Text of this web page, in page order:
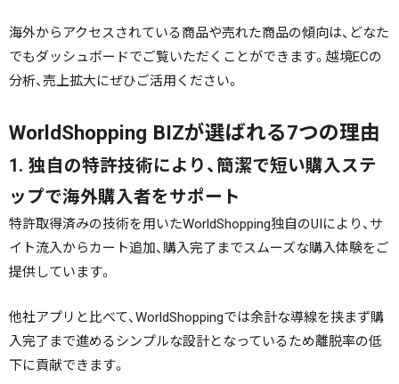
海外からアクセスされている商品や売れた商品の傾向は、どなた
でもダッシュボードでご覧いただくことができます。越境ECの
分析、売上拡大にぜひご活用ください。
WorldShopping BIZが選ばれる7つの理由
1. 独自の特許技術により、簡潔で短い購入ステ
ップで海外購入者をサポート
特許取得済みの技術を用いたWorldShopping独自のUIにより、サ
イト流入からカート追加、購入完了までスムーズな購入体験をご
提供しています。
他社アプリと比べて、WorldShoppingでは余計な導線を挟まず購
入完了まで進めるシンプルな設計となっているため離脱率の低
下に貢献できます。